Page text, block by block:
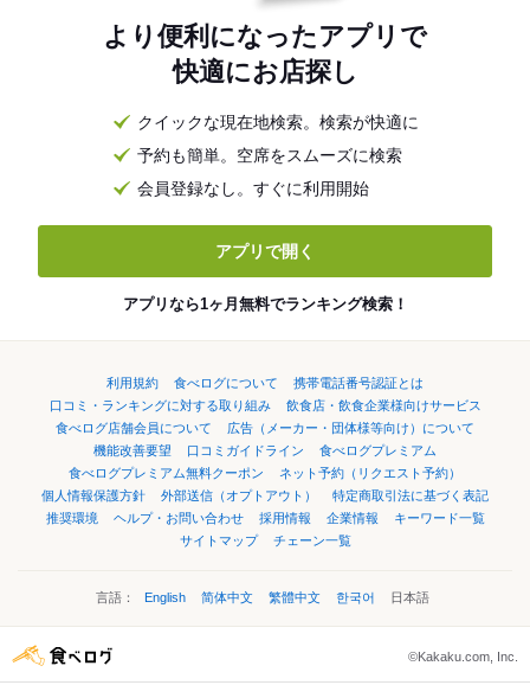
より便利になったアプリで
快適にお店探し
クイックな現在地検索。検索が快適に
予約も簡単。空席をスムーズに検索
会員登録なし。すぐに利用開始
アプリで開く
アプリなら1ヶ月無料でランキング検索！
利用規約 食べログについて
携帯電話番号認証とは
口コミ・ランキングに対する取り組み
飲食店・飲食企業様向けサービス
食べログ店舗会員について
広告（メーカー・団体様等向け）について
機能改善要望
口コミガイドライン
食べログプレミアム
食べログプレミアム無料クーポン
ネット予約（リクエスト予約）
個人情報保護方針
外部送信（オプトアウト）
特定商取引法に基づく表記
推奨環境
ヘルプ・お問い合わせ 採用情報 企業情報
キーワード一覧
サイトマップ
チェーン一覧
言語： English 简体中文 繁體中文 한국어 日本語
©Kakaku.com, Inc.